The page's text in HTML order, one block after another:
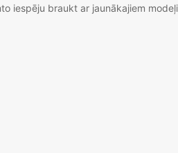
iespēju braukt ar jaunākajiem